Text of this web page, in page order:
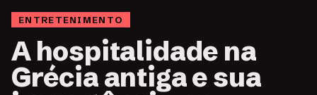
ENTRETENIMENTO
A hospitalidade na
Grécia antiga e sua